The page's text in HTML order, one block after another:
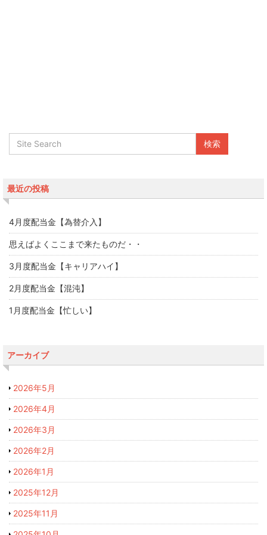
最近の投稿
4月度配当金【為替介入】
思えばよくここまで来たものだ・・
3月度配当金【キャリアハイ】
2月度配当金【混沌】
1月度配当金【忙しい】
アーカイブ
2026年5月
2026年4月
2026年3月
2026年2月
2026年1月
2025年12月
2025年11月